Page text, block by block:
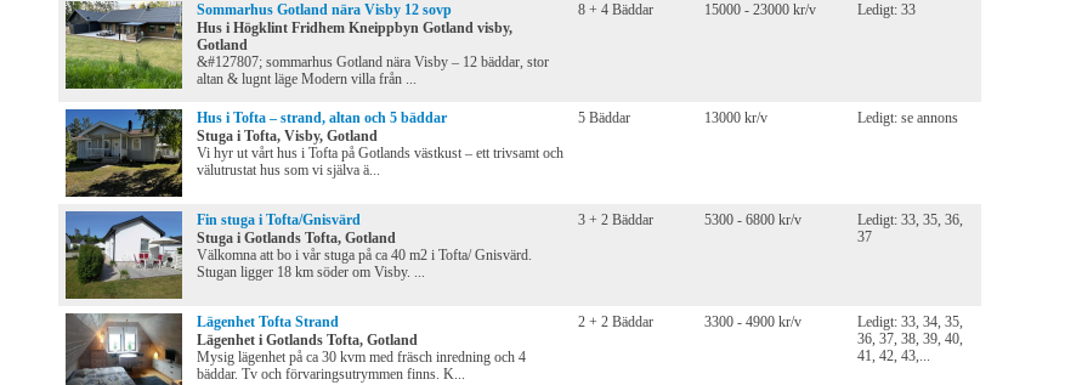
Sommarhus Gotland nära Visby 12 sovp
Hus i Högklint Fridhem Kneippbyn Gotland visby,
Gotland
&#127807; sommarhus Gotland nära Visby – 12 bäddar, stor
altan & lugnt läge Modern villa från ...
8 + 4 Bäddar 15000 - 23000 kr/v Ledigt: 33
Hus i Tofta – strand, altan och 5 bäddar
Stuga i Tofta, Visby, Gotland
Vi hyr ut vårt hus i Tofta på Gotlands västkust – ett trivsamt och
välutrustat hus som vi själva ä...
5 Bäddar 13000 kr/v Ledigt: se annons
Fin stuga i Tofta/Gnisvärd
Stuga i Gotlands Tofta, Gotland
Välkomna att bo i vår stuga på ca 40 m2 i Tofta/ Gnisvärd.
Stugan ligger 18 km söder om Visby. ...
3 + 2 Bäddar 5300 - 6800 kr/v
Ledigt: 33, 35, 36,
37
Lägenhet Tofta Strand
Lägenhet i Gotlands Tofta, Gotland
Mysig lägenhet på ca 30 kvm med fräsch inredning och 4
bäddar. Tv och förvaringsutrymmen finns. K...
2 + 2 Bäddar 3300 - 4900 kr/v
Ledigt: 33, 34, 35,
36, 37, 38, 39, 40,
41, 42, 43,...